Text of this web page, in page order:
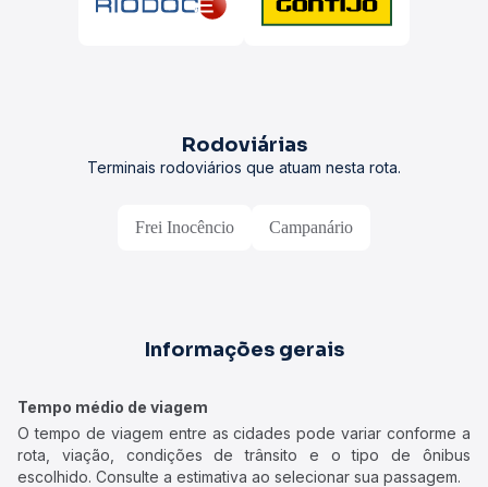
Rodoviárias
Terminais rodoviários que atuam nesta rota.
Frei Inocêncio Campanário
Informações gerais
Tempo médio de viagem
O tempo de viagem entre as cidades pode variar conforme a
rota, viação, condições de trânsito e o tipo de ônibus
escolhido. Consulte a estimativa ao selecionar sua passagem.